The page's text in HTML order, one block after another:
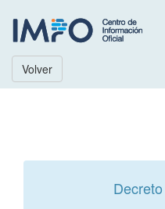
Volver
Decreto